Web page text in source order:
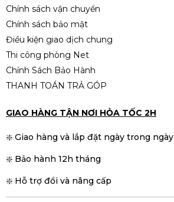
Chính sách vận chuyển
Chính sách bảo mật
Điều kiện giao dịch chung
Thi công phòng Net
Chính Sách Bảo Hành
THANH TOÁN TRẢ GÓP
GIAO HÀNG TẬN NƠI HỎA TỐC 2H
❇️ Giao hàng và lắp đặt ngày trong ngày
❇️ Bảo hành 12h tháng
❇️ Hỗ trợ đổi và nâng cấp